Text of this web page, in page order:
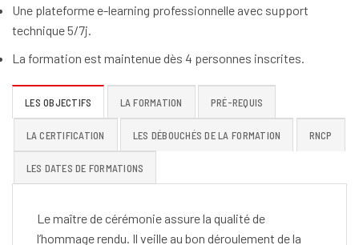
Une plateforme e-learning professionnelle avec support
technique 5/7j.
La formation est maintenue dès 4 personnes inscrites.
LES OBJECTIFS LA FORMATION PRÉ-REQUIS
LA CERTIFICATION LES DÉBOUCHÉS DE LA FORMATION RNCP
LES DATES DE FORMATIONS
Le maître de cérémonie assure la qualité de
l’hommage rendu. Il veille au bon déroulement de la